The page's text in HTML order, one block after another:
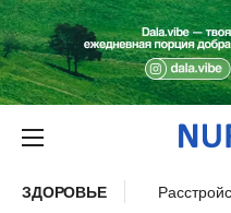
ЗДОРОВЬЕ